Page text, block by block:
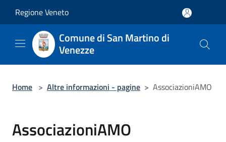
Regione Veneto
Comune di San Martino di
Venezze
Home > Altre informazioni - pagine > AssociazioniAMO
AssociazioniAMO